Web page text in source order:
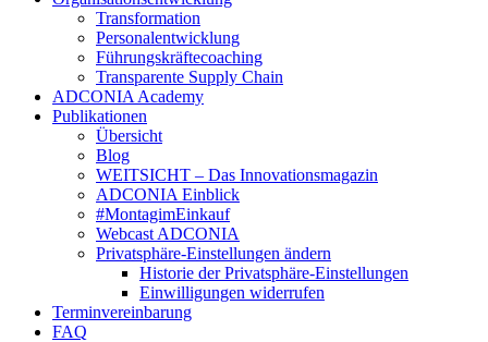
Transformation
Personalentwicklung
Führungskräftecoaching
Transparente Supply Chain
ADCONIA Academy
Publikationen
Übersicht
Blog
WEITSICHT – Das Innovationsmagazin
ADCONIA Einblick
#MontagimEinkauf
Webcast ADCONIA
Privatsphäre-Einstellungen ändern
Historie der Privatsphäre-Einstellungen
Einwilligungen widerrufen
Terminvereinbarung
FAQ